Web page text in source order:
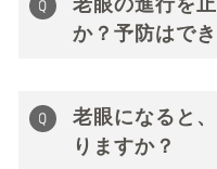
か？予防はで
老眼になると
りますか？